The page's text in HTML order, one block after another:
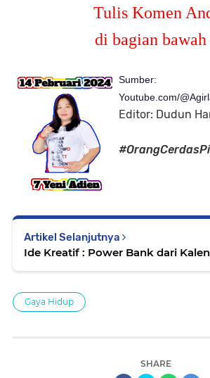
Tulis Komen
di bagian bawah
Sumber:
Youtube.com/
Editor: Dudun
Artikel Selanjutnya
Ide Kreatif : Power Bank dari
Gaya Hidup
SHARE